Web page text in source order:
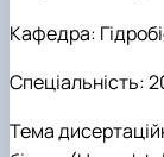
Кафедра:
Спеціальність:
Тема